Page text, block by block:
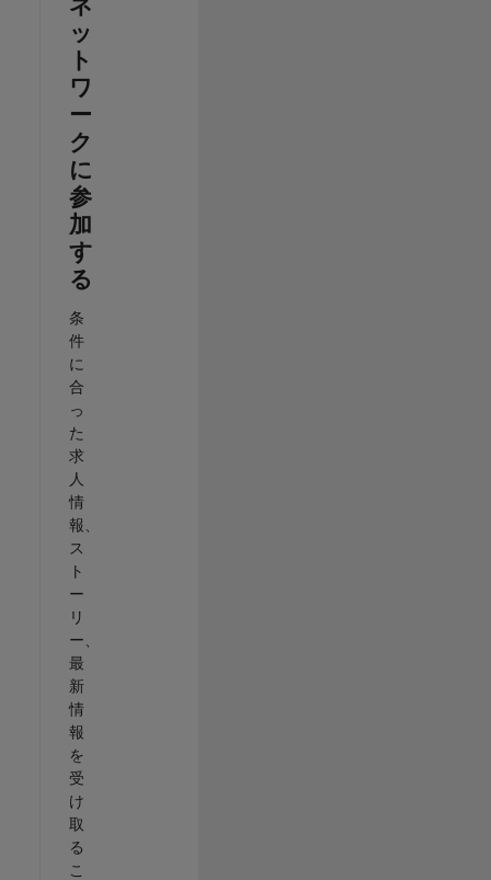
ッ
ト
ワ
ー
ク
に
参
加
す
る
条
件
に
合
っ
た
求
人
情
報、
ス
ト
ー
リ
ー、
最
新
情
報
を
受
け
取
る
こ